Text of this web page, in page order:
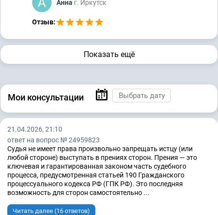
Анна г. Иркутск
Отзыв:
Показать ещё
Мои консультации
21.04.2026, 21:10
ответ на вопрос № 24959823
Судья не имеет права произвольно запрещать истцу (или
любой стороне) выступать в прениях сторон. Прения — это
ключевая и гарантированная законом часть судебного
процесса, предусмотренная статьей 190 Гражданского
процессуального кодекса РФ (ГПК РФ). Это последняя
возможность для сторон самостоятельно ...
Читать далее (16 ответов)